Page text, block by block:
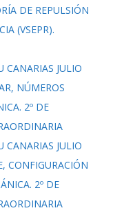
DE REPULSIÓN
(VSEPR).
CANARIAS JULIO
NÚMEROS
2º DE
CANARIAS JULIO
CONFIGURACIÓN
2º DE